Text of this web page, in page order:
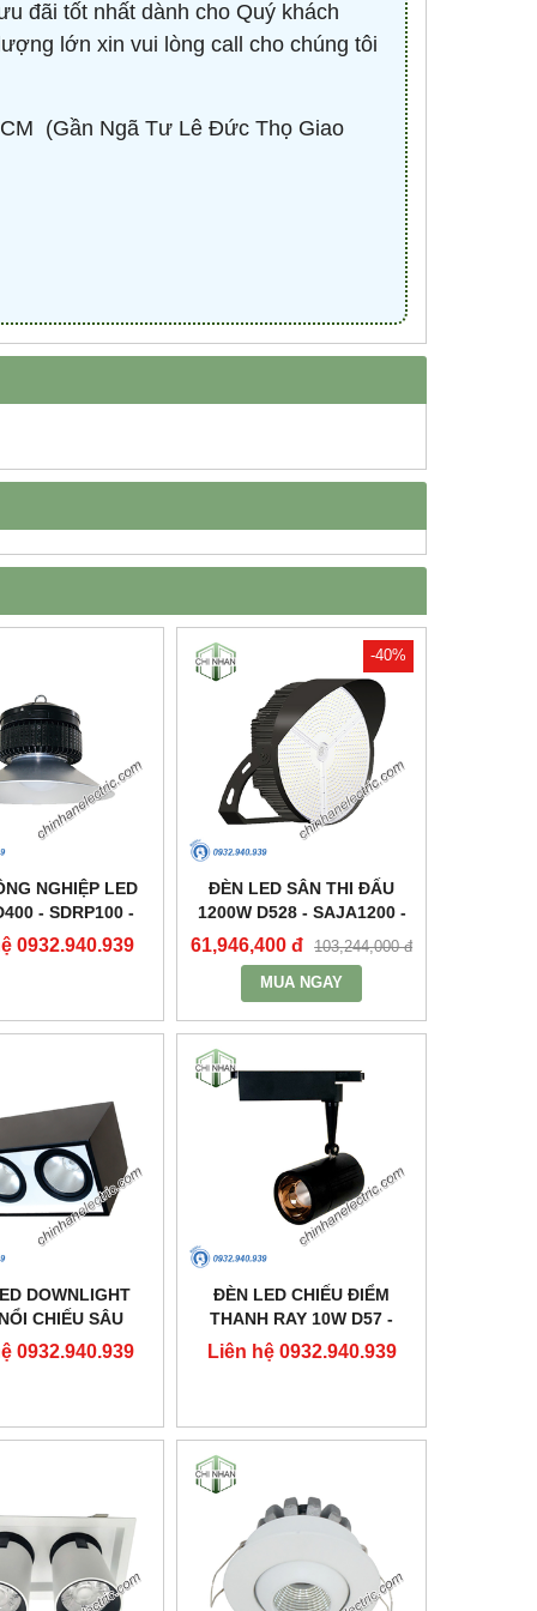
đãi tốt nhất dành cho Quý khách
lớn xin vui lòng call cho chúng tôi
(Gần Ngã Tư Lê Đức Thọ Giao
NGHIỆP LED
- SDRP100 -
DUHAL
0932.940.939
-40%
ĐÈN LED SÂN THI ĐẤU
1200W D528 - SAJA1200 -
DUHAL
61,946,400 đ 103,244,000 đ
MUA NGAY
DOWNLIGHT
CHIẾU SÂU
- DFB2301
- DUHAL
0932.940.939
ĐÈN LED CHIẾU ĐIỂM
THANH RAY 10W D57 -
DIA1101 - DUHAL
Liên hệ 0932.940.939